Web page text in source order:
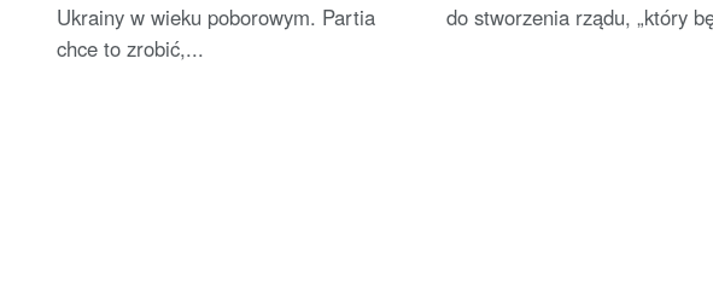
Ukrainy w wieku poborowym. Partia
chce to zrobić,...
do stworzenia rządu, „który